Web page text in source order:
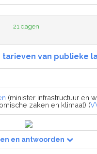
21 dagen
van publieke
(minister infrastructuur en
zaken en klimaat) (
en antwoorden